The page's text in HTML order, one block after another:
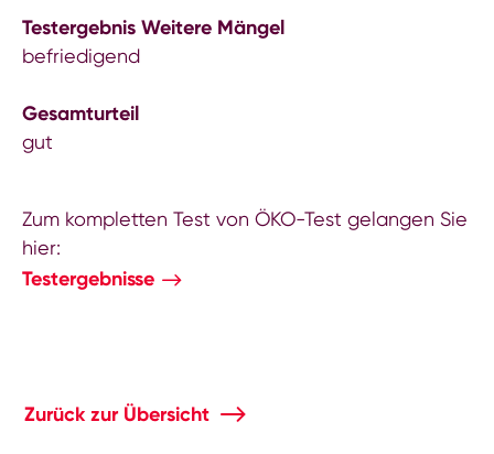
Testergebnis Weitere Mängel
befriedigend
Gesamturteil
gut
Zum kompletten Test von ÖKO-Test gelangen Sie
hier:
Testergebnisse
Zurück zur Übersicht